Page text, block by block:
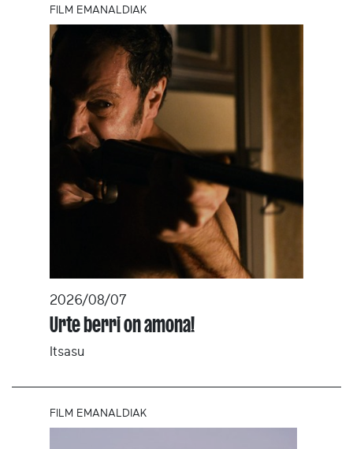
FILM EMANALDIAK
2026/08/07
Urte berri on amona!
Itsasu
FILM EMANALDIAK